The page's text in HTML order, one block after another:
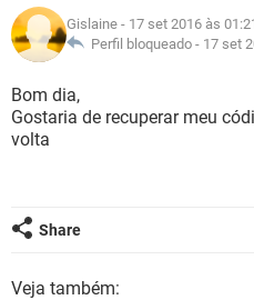
GUIA DE COMPRAS
INSTAGRAM
GUIA DE COMPRAS
CELULAR
OUTLOOK
INSTAGRAM
GUIA DE COMPRAS
JOGOS
CELULAR
OUTLOOK
INSTAGRAM
GLOSSÁRIO
JOGOS
CELULAR
GUIA DE COMPRAS
Gislaine - 17 set 2016 às
Perfil bloqueado - 17 set
Bom dia,
Gostaria de recuperar meu
volta
Share
Veja também: